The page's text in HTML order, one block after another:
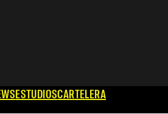
ESTUDIOSCARTELERA